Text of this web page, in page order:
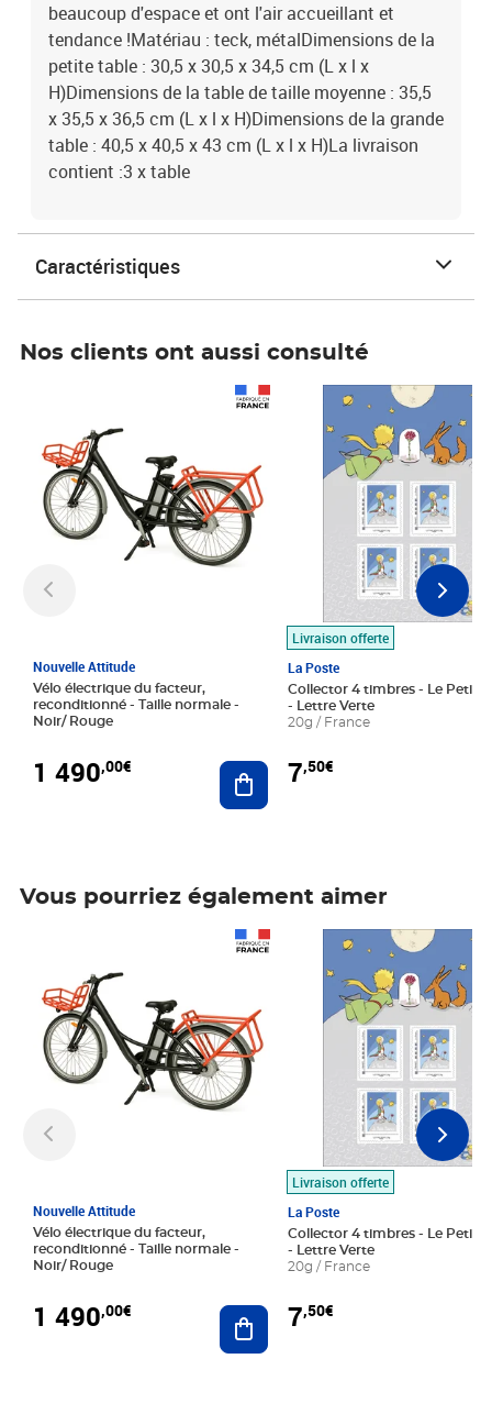
beaucoup d'espace et ont l'air accueillant et
tendance !Matériau : teck, métalDimensions de la
petite table : 30,5 x 30,5 x 34,5 cm (L x l x
H)Dimensions de la table de taille moyenne : 35,5
x 35,5 x 36,5 cm (L x l x H)Dimensions de la grande
table : 40,5 x 40,5 x 43 cm (L x l x H)La livraison
contient :3 x table
Caractéristiques
Nos clients ont aussi consulté
Nouvelle Attitude
Vélo électrique du facteur,
reconditionné - Taille normale -
Noir/ Rouge
1 490,00€ Ajouter au panier
Livraison offerte
La Poste
Collector 4 timbres - Le Petit
- Lettre Verte
20g / France
7,50€
Prix 7,50€
Vous pourriez également aimer
Nouvelle Attitude
Vélo électrique du facteur,
reconditionné - Taille normale -
Noir/ Rouge
1 490,00€ Ajouter au panier
Livraison offerte
La Poste
Collector 4 timbres - Le Petit
- Lettre Verte
20g / France
7,50€
Prix 7,50€